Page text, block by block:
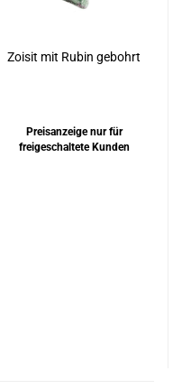
Zoisit mit Rubin gebohrt
Preisanzeige nur für
freigeschaltete Kunden